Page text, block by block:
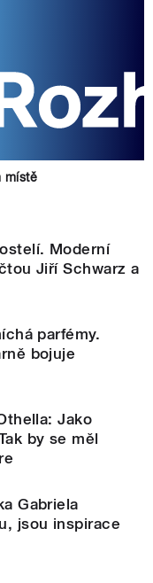
místě
Moderní
Jiří Schwarz a
parfémy.
bojuje
Jako
by se měl
Gabriela
jsou inspirace